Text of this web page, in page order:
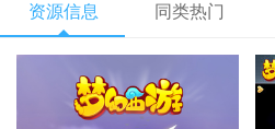
资源信息 同类热门